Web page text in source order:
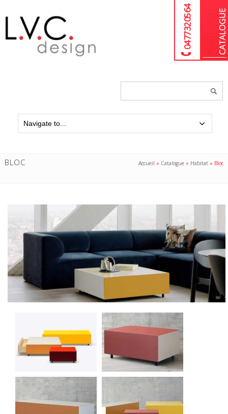
04 77 32 05 64
BLOC Accueil » Catalogue » Habitat » Bloc